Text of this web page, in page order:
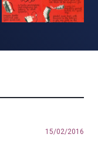
15/02/2016